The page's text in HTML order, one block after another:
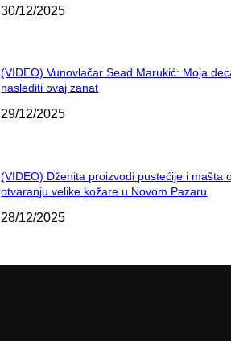
30/12/2025
(VIDEO) Vunovlačar Sead Marukić: Moja
naslediti ovaj zanat
29/12/2025
(VIDEO) Dženita proizvodi pustećije i mašta
otvaranju velike kožare u Novom Pazaru
28/12/2025